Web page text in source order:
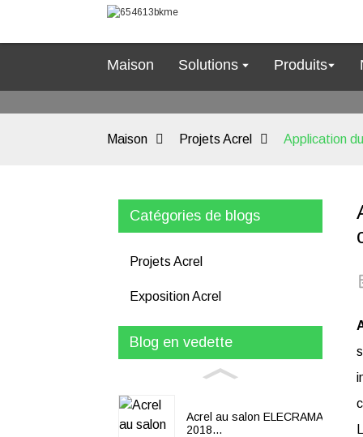
Maison Solutions Produits
Maison Projets Acrel Application
Catégories de blogs
Projets Acrel
Exposition Acrel
Blog en vedette
Acrel au salon ELECRAMA
2018...